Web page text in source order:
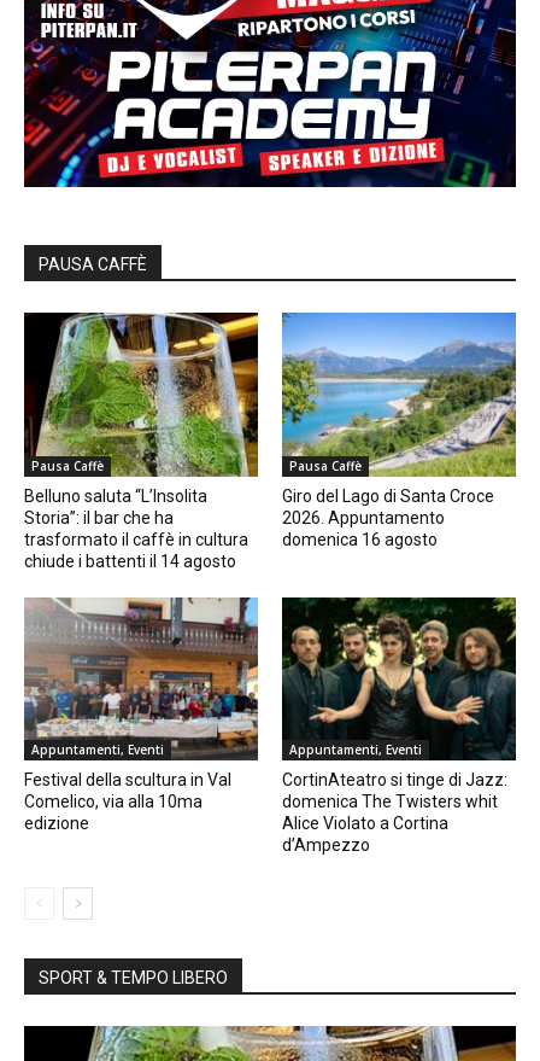
PAUSA CAFFÈ
Pausa Caffè
Belluno saluta “L’Insolita
Storia”: il bar che ha
trasformato il caffè in cultura
chiude i battenti il 14 agosto
Pausa Caffè
Giro del Lago di Santa Croce
2026. Appuntamento
domenica 16 agosto
Appuntamenti, Eventi
Festival della scultura in Val
Comelico, via alla 10ma
edizione
Appuntamenti, Eventi
CortinAteatro si tinge di Jazz:
domenica The Twisters whit
Alice Violato a Cortina
d’Ampezzo
SPORT & TEMPO LIBERO